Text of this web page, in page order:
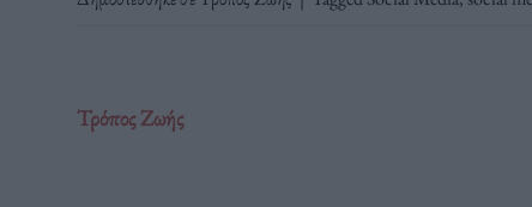
Τρόπος Ζωής